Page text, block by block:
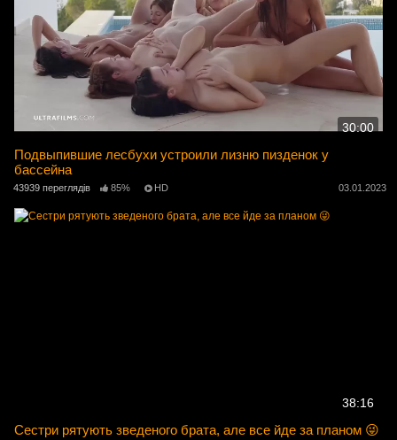
30:00
Подвыпившие лесбухи устроили лизню пизденок у
бассейна
43939 переглядів 85% HD 03.01.2023
38:16
Сестри рятують зведеного брата, але все йде за планом 😜